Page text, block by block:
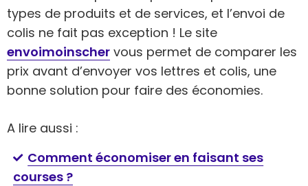
types de produits et de services, et l’envoi de
colis ne fait pas exception ! Le site
envoimoinscher vous permet de comparer les
prix avant d’envoyer vos lettres et colis, une
bonne solution pour faire des économies.
A lire aussi :
Comment économiser en faisant ses
courses ?